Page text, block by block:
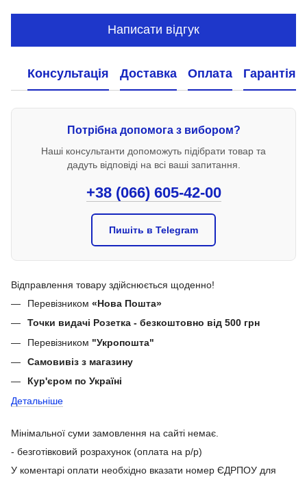
Написати відгук
Консультація Доставка Оплата Гарантія
Потрібна допомога з вибором?
Наші консультанти допоможуть підібрати товар та
дадуть відповіді на всі ваші запитання.
+38 (066) 605-42-00
Пишіть в Telegram
Відправлення товару здійснюється щоденно!
Перевізником «Нова Пошта»
Точки видачі Розетка - безкоштовно від 500 грн
Перевізником "Укропошта"
Самовивіз з магазину
Кур'єром по Україні
Детальніше
Мінімальної суми замовлення на сайті немає.
- безготівковий розрахунок (оплата на р/р)
У коментарі оплати необхідно вказати номер ЄДРПОУ для